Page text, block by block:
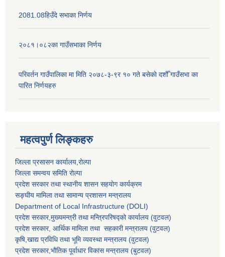
2081.08हिउँदे सभाका निर्णय
२०८१।०८२का गाउँसभाका निर्णय
परिवर्तन गाउँपालिका मा मिति २०७८-३-९र १० गते बसेकाे दशौँ गाउँसभा का
पारित निर्णयहरु
महत्वपुर्ण लिङ्कहरु
जिल्ला प्रसासन कार्यालय,राेल्पा
जिल्ला समन्वय समिति रोल्पा
प्रदेश सरकार तथा स्थानीय शासन सहयाेग कार्यक्रम
सङ्‍घीय मामिला तथा सामान्य प्रशासन मन्त्रालय
Department of Local Infrastructure (DOLI)
प्रदेश सरकार,मुख्यमन्त्री तथा मन्त्रिपरिषद्को कार्यालय (वुटवल)
प्रदेश सरकार, आर्थिक मामिला तथा सहकारी मन्त्रालय (वुटवल)
कृषि,खाद्य प्रविधि तथा भूमि व्यवस्था मन्त्रालय (वुटवल)
प्रदेश सरकार,भाैतिक पूर्वाधार विकास मन्त्रालय (बुटवल)